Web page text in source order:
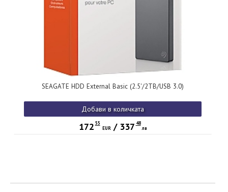
SEAGATE HDD External Basic (2.5'/2TB/USB 3.0)
Добави в количката
172 55
EUR/ 337 48
лв